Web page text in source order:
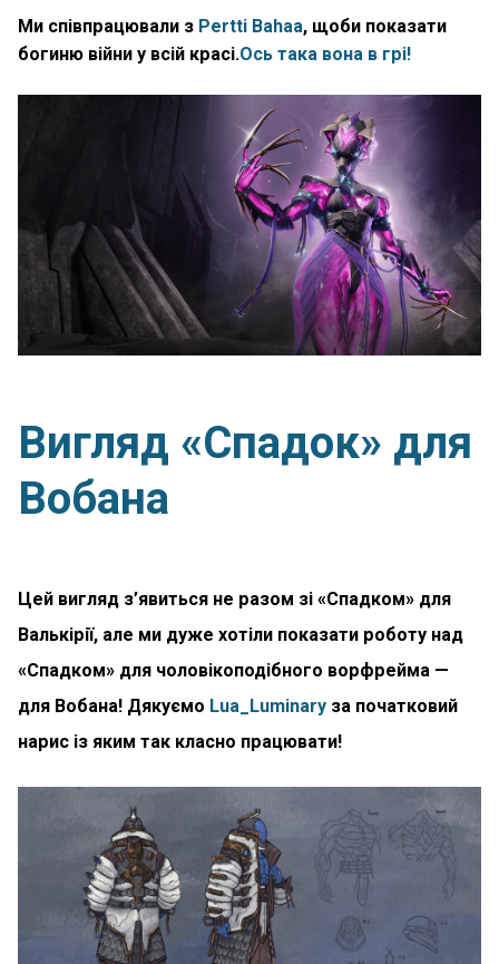
Ми співпрацювали з Pertti Bahaa, щоби показати
богиню війни у всій красі.Ось така вона в грі!
Вигляд «Спадок» для
Вобана
Цей вигляд з’явиться не разом зі «Спадком» для
Валькірії, але ми дуже хотіли показати роботу над
«Спадком» для чоловікоподібного ворфрейма —
для Вобана! Дякуємо Lua_Luminary за початковий
нарис із яким так класно працювати!